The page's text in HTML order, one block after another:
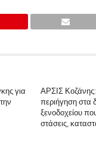
για
ΑΡΣΙΣ
περιήγηση στα
ξενοδοχείου
στάσεις,